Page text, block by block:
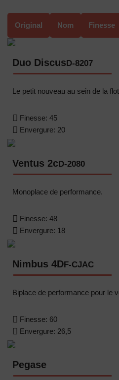
Original Nom Finesse
Duo DiscusD-8207
Le petit nouveau au sein de la
Finesse: 45
Envergure: 20
Ventus 2cD-2080
Monoplace de performance.
Finesse: 48
Envergure: 18
Nimbus 4DF-CJAC
Biplace de performance pour le
Finesse: 60
Envergure: 26,5
Pegase